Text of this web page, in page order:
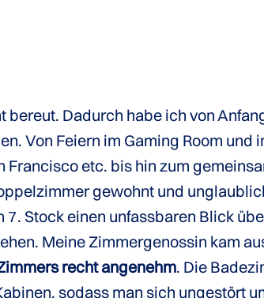
Dadurch habe ich von
Von Feiern im Gaming Room und
etc. bis hin zum
gewohnt und
Stock einen unfassbaren Blick
Meine Zimmergenossin kam
recht angenehm. Die
sodass man sich ungestört